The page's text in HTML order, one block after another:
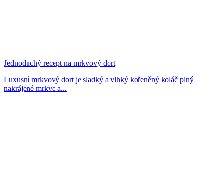
Jednoduchý recept na mrkvový dort
Luxusní mrkvový dort je sladký a vlhký kořeněný koláč plný
nakrájené mrkve a...